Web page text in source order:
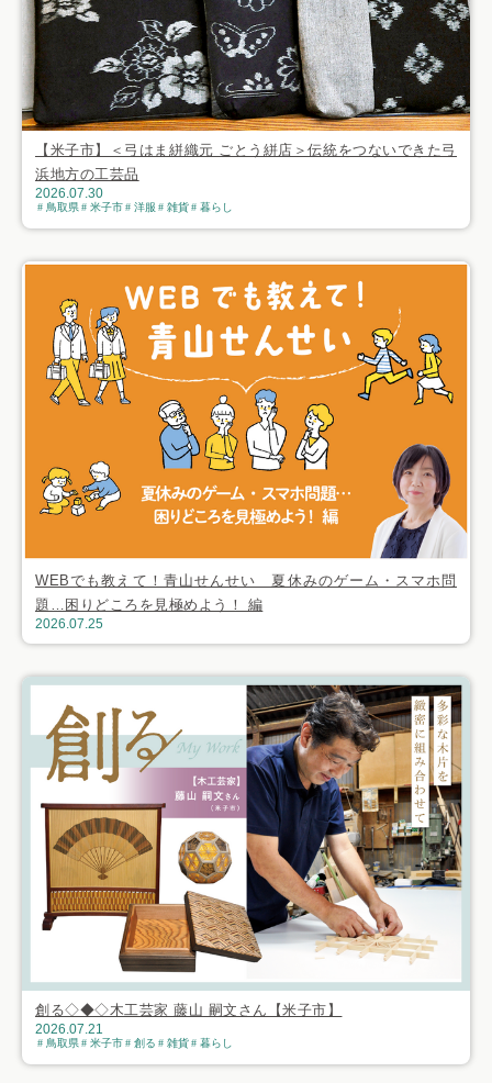
【米子市】＜弓はま絣織元 ごとう絣店＞伝統をつないできた弓
浜地方の工芸品
2026.07.30
鳥取県 米子市 洋服 雑貨 暮らし
WEBでも教えて！青山せんせい 夏休みのゲーム・スマホ問
題…困りどころを見極めよう！ 編
2026.07.25
創る◇◆◇木工芸家 藤山 嗣文さん【米子市】
2026.07.21
鳥取県 米子市 創る 雑貨 暮らし